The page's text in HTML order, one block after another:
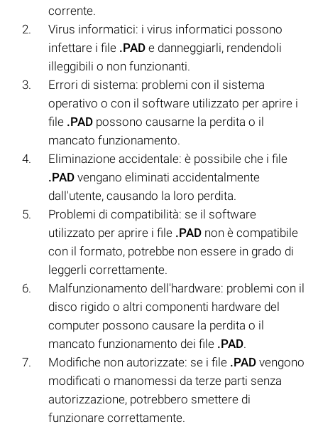
corrente.
Virus informatici: i virus informatici possono
infettare i file .PAD e danneggiarli, rendendoli
illeggibili o non funzionanti.
Errori di sistema: problemi con il sistema
operativo o con il software utilizzato per aprire i
file .PAD possono causarne la perdita o il
mancato funzionamento.
Eliminazione accidentale: è possibile che i file
.PAD vengano eliminati accidentalmente
dall'utente, causando la loro perdita.
Problemi di compatibilità: se il software
utilizzato per aprire i file .PAD non è compatibile
con il formato, potrebbe non essere in grado di
leggerli correttamente.
Malfunzionamento dell'hardware: problemi con il
disco rigido o altri componenti hardware del
computer possono causare la perdita o il
mancato funzionamento dei file .PAD.
Modifiche non autorizzate: se i file .PAD vengono
modificati o manomessi da terze parti senza
autorizzazione, potrebbero smettere di
funzionare correttamente.